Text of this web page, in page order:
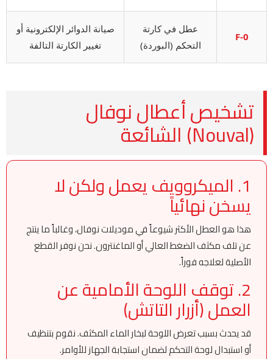
F-0
عطل في كارتة
التحكم (البوردة)
صيانة الدوائر الإلكترونية أو
تغيير الكارتة التالفة
تشخيص أعطال نوفال
(Nouval) الشائعة
1. الميكروويف يعمل ولكن لا
يسخن نهائياً
هذا هو العطل الأكثر شيوعاً في موديلات نوفال، وغالباً ما ينتج
عن تلف مكثف الضغط العالي أو الماغنترون. نحن نوفر القطع
الأصلية لعلاجه فوراً.
2. توقف اللوحة الأمامية عن
العمل (أزرار التاتش)
قد يحدث بسبب تعرض اللوحة لبخار الماء المكثف. نقوم بتنظيف
أو استبدال لوحة التحكم لضمان استجابة الجهاز للأوامر.